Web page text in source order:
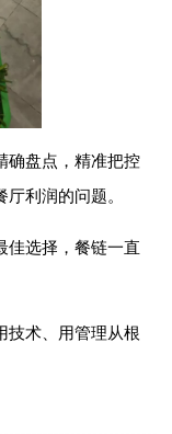
确盘点，精准把控
利润的问题。
佳选择，餐链一直
技术、用管理从根